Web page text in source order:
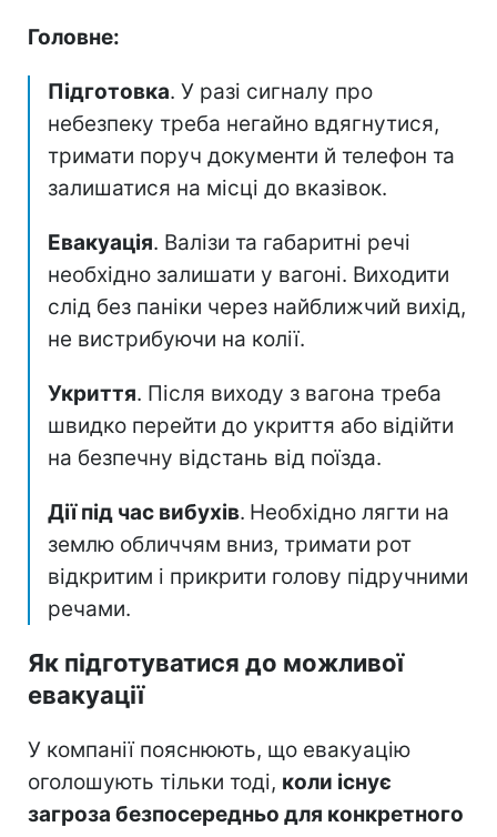
Головне:
Підготовка. У разі сигналу про
небезпеку треба негайно вдягнутися,
тримати поруч документи й телефон та
залишатися на місці до вказівок.
Евакуація. Валізи та габаритні речі
необхідно залишати у вагоні. Виходити
слід без паніки через найближчий вихід,
не вистрибуючи на колії.
Укриття. Після виходу з вагона треба
швидко перейти до укриття або відійти
на безпечну відстань від поїзда.
Дії під час вибухів. Необхідно лягти на
землю обличчям вниз, тримати рот
відкритим і прикрити голову підручними
речами.
Як підготуватися до можливої
евакуації
У компанії пояснюють, що евакуацію
оголошують тільки тоді, коли існує
загроза безпосередньо для конкретного